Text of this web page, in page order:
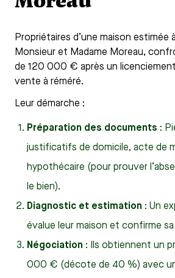
Propriétaires d’une maison
Monsieur et Madame Moreau,
de 120 000 € après un
vente à réméré.
Leur démarche :
Préparation des documents :
justificatifs de domicile, acte de
hypothécaire (pour prouver
le bien).
Diagnostic et estimation : Un
évalue leur maison et confirme
Négociation : Ils obtiennent un
000 € (décote de 40 %) avec